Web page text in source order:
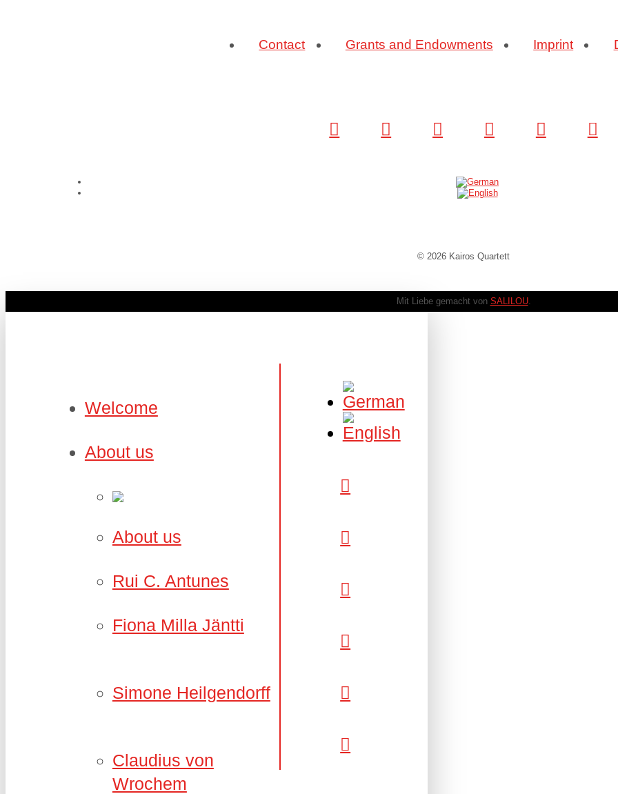
Contact Grants and Endowments Imprint
© 2026 Kairos Quartett
Mit Liebe gemacht von SALILOU.
Welcome
About us
About us
Rui C. Antunes
Fiona Milla Jäntti
Simone Heilgendorff
Claudius von
Wrochem